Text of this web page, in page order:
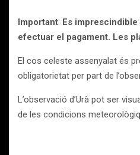
Important: Es
efectuar el pagament. Les
El cos celeste assenyalat és
obligatorietat per part de
L’observació d’Urà pot ser
de les condicions